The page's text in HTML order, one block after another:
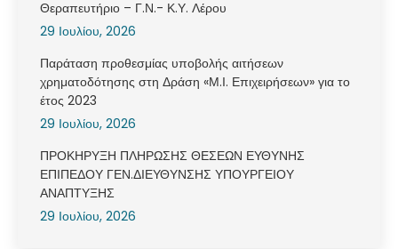
Θεραπευτήριο – Γ.Ν.- Κ.Υ. Λέρου
29 Ιουλίου, 2026
Παράταση προθεσμίας υποβολής αιτήσεων
χρηματοδότησης στη Δράση «Μ.Ι. Επιχειρήσεων» για το
έτος 2023
29 Ιουλίου, 2026
ΠΡΟΚΗΡΥΞΗ ΠΛΗΡΩΣΗΣ ΘΕΣΕΩΝ ΕΥΘΥΝΗΣ
ΕΠΙΠΕΔΟΥ ΓΕΝ.ΔΙΕΥΘΥΝΣΗΣ ΥΠΟΥΡΓΕΙΟΥ
ΑΝΑΠΤΥΞΗΣ
29 Ιουλίου, 2026